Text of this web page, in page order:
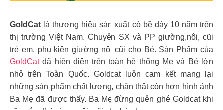
GoldCat là thương hiệu sản xuất có bề dày 10 năm trên
thị trường Việt Nam. Chuyên SX và PP giường,nôi, cũi
trẻ em, phụ kiện giường nôi cũi cho Bé. Sản Phẩm của
GoldCatđã hiện diện trên toàn hệ thống Mẹ và Bé lớn
nhỏ trên Toàn Quốc. Goldcat luôn cam kết mang lại
những sản phẩm chất lượng, chân thật còn hơn hình ảnh
Ba Mẹ đã được thấy. Ba Mẹ đừng quên ghé Goldcat khi